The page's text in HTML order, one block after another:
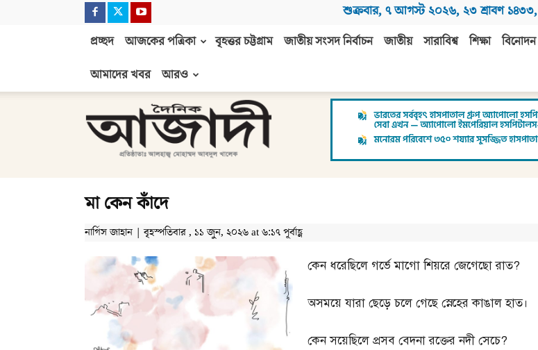
শুক্রবার, ৭ আগস্ট ২০২৬, ২৩ শ্রাবণ ১৪৩৩,
প্রচ্ছদ আজকের পত্রিকা বৃহত্তর চট্টগ্রাম জাতীয় সংসদ নির্বাচন জাতীয় সারাবিশ্ব শিক্ষা বিনোদন
আমাদের খবর
আরও
আজাদী
মা কেন কাঁদে
নার্গিস জাহান | বৃহস্পতিবার , ১১ জুন, ২০২৬ at ৬:১৭ পূর্বাহ্ণ
কেন ধরেছিলে গর্ভে মাগো শিয়রে জেগেছো রাত?
অসময়ে যারা ছেড়ে চলে গেছে স্নেহের কাঙাল হাত।
কেন সয়েছিলে প্রসব বেদনা রক্তের নদী সেচে?